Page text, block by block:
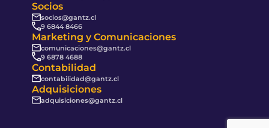
Socios
socios@gantz.cl
9 6844 8466
Marketing y Comunicaciones
comunicaciones@gantz.cl
9 6878 4688
Contabilidad
contabilidad@gantz.cl
Adquisiciones
adquisiciones@gantz.cl